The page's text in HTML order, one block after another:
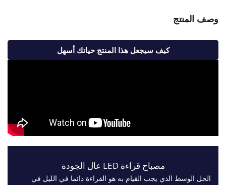
وصف المنتج
كيف سيجعل هذا المنتج حياتك أسهل
مصباح قراءة LED عال الجودة
الحل الوسط الذي يجب القيام به هو القراءة دائما في الليل في